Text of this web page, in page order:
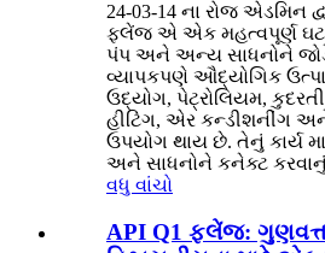
24-03-14 ના રોજ એડમિન
ફ્લેંજ એ એક મહત્વપૂર્ણ
પંપ અને અન્ય સાધનોને
વ્યાપકપણે ઔદ્યોગિક
ઉદ્યોગ, પેટ્રોલિયમ,
હીટિંગ, એર કન્ડીશનીંગ
ઉપયોગ થાય છે. તેનું કાર્ય
અને સાધનોને કનેક્ટ
વધુ વાંચો
API Q1 ફ્લેંજ: